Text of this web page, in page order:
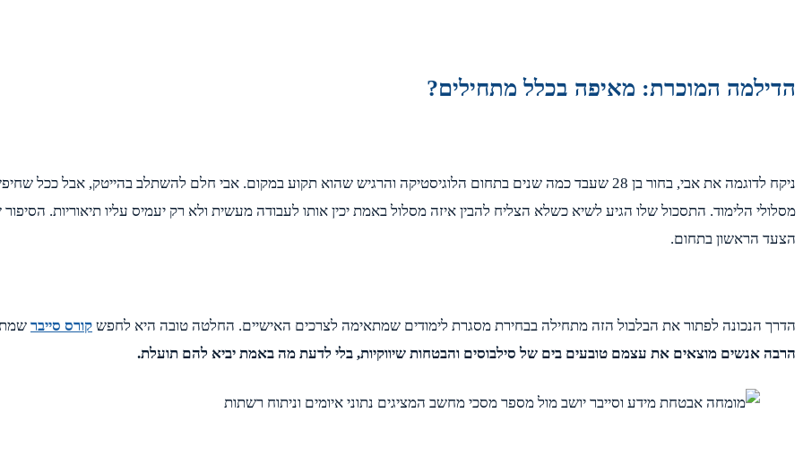
הדילמה המוכרת: מאיפה בכלל מתחילים?
ניקח לדוגמה את אבי, בחור בן 28 שעבד כמה שנים בתחום הלוגיסטיקה והרגיש שהוא תקוע במקום. אבי חלם להשתלב בהייטק,
מסלולי הלימוד. התסכול שלו הגיע לשיא כשלא הצליח להבין איזה מסלול באמת יכין אותו לעבודה מעשית ולא רק יעמיס עליו תיאוריות.
הצעד הראשון בתחום.
הדרך הנכונה לפתור את הבלבול הזה מתחילה בבחירת מסגרת לימודים שמתאימה לצרכים האישיים. החלטה טובה היא לחפש קורס סייבר
הרבה אנשים מוצאים את עצמם טובעים בים של סילבוסים והבטחות שיווקיות, בלי לדעת מה באמת יביא להם תועלת.